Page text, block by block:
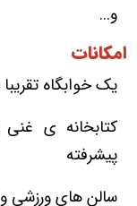
و...
امکانات
یک خوابگاه تقریبا 3000 تخته
کتابخانه ی غنی
پیشرفته
سالن های ورزشی